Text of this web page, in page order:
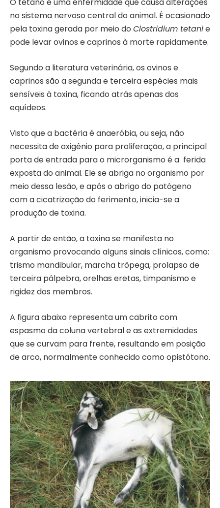
no sistema nervoso central do animal. É ocasionado
pela toxina gerada por meio do Clostridium tetanie
pode levar ovinos e caprinos à morte rapidamente.
Segundo a literatura veterinária, os ovinos e
caprinos são a segunda e terceira espécies mais
sensíveis à toxina, ficando atrás apenas dos
equídeos.
Visto que a bactéria é anaeróbia, ou seja, não
necessita de oxigênio para proliferação, a principal
porta de entrada para o microrganismo é a ferida
exposta do animal. Ele se abriga no organismo por
meio dessa lesão, e após o abrigo do patógeno
com a cicatrização do ferimento, inicia-se a
produção de toxina.
A partir de então, a toxina se manifesta no
organismo provocando alguns sinais clínicos, como:
trismo mandibular, marcha trôpega, prolapso de
terceira pálpebra, orelhas eretas, timpanismo e
rigidez dos membros.
A figura abaixo representa um cabrito com
espasmo da coluna vertebral e as extremidades
que se curvam para frente, resultando em posição
de arco, normalmente conhecido como opistótono.